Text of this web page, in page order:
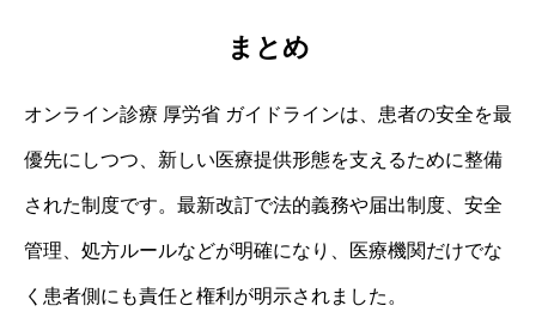
まとめ
オンライン診療 厚労省 ガイドラインは、患者の安全を最
優先にしつつ、新しい医療提供形態を支えるために整備
された制度です。最新改訂で法的義務や届出制度、安全
管理、処方ルールなどが明確になり、医療機関だけでな
く患者側にも責任と権利が明示されました。